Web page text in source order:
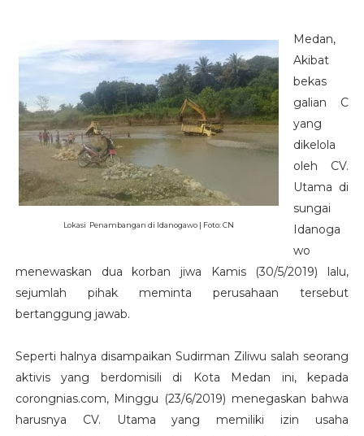
Lokasi Penambangan di Idanogawo | Foto: CN
Medan,
Akibat
bekas
galian C
yang
dikelola
oleh CV.
Utama di
sungai
Idanoga
wo
menewaskan dua korban jiwa Kamis (30/5/2019) lalu,
sejumlah pihak meminta perusahaan tersebut
bertanggung jawab.
Seperti halnya disampaikan Sudirman Ziliwu salah seorang
aktivis yang berdomisili di Kota Medan ini, kepada
corongnias.com, Minggu (23/6/2019) menegaskan bahwa
harusnya CV. Utama yang memiliki izin usaha